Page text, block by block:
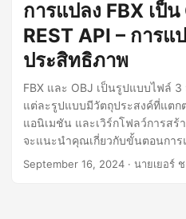
การแปลง FBX เป็
REST API – การ
ประสิทธิภาพ
FBX และ OBJ เป็นรูปแบบไฟล์
แต่ละรูปแบบมีวัตถุประสงค์ที่แตก
แอนิเมชัน และเวิร์กโฟลว์การส
จะแนะนำคุณเกี่ยวกับขั้นตอนการ
OBJ โดยใช้ .NET REST API
September 16, 2024 · นายเยอร์